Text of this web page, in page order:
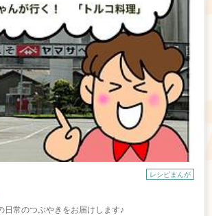
レシピまんが
日常のつぶやきをお届けします♪